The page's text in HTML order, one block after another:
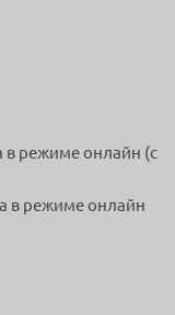
в режиме онлайн (с
в режиме онлайн